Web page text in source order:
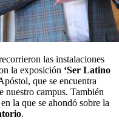
las instalaciones
la exposición ‘Ser Latino
que se encuentra
nuestro campus. También
la que se ahondó sobre la
.